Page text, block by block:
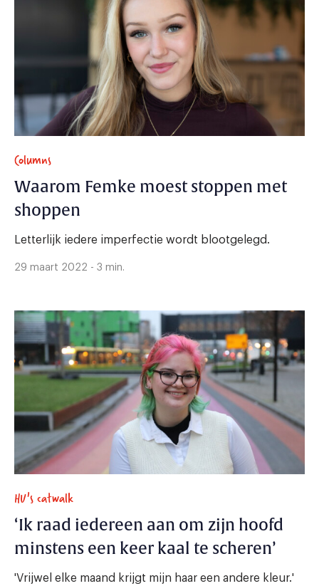
Columns
Waarom Femke moest stoppen met
shoppen
Letterlijk iedere imperfectie wordt blootgelegd.
29 maart 2022 - 3 min.
HU's catwalk
‘Ik raad iedereen aan om zijn hoofd
minstens een keer kaal te scheren’
'Vrijwel elke maand krijgt mijn haar een andere kleur.'